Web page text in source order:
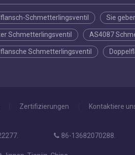
Schmetterlingsventil Sie
Schmetterlingsventil AS4087
Schmetterlingsventil
Zertifizierungen Kontaktiere
 86-13682070288.